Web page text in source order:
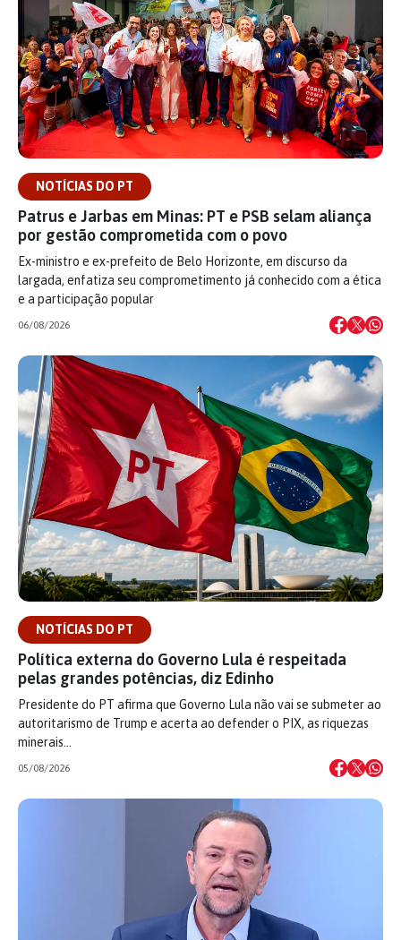
NOTÍCIAS DO PT
Patrus e Jarbas em Minas: PT e PSB selam aliança
por gestão comprometida com o povo
Ex-ministro e ex-prefeito de Belo Horizonte, em discurso da
largada, enfatiza seu comprometimento já conhecido com a ética
e a participação popular
06/08/2026
NOTÍCIAS DO PT
Política externa do Governo Lula é respeitada
pelas grandes potências, diz Edinho
Presidente do PT afirma que Governo Lula não vai se submeter ao
autoritarismo de Trump e acerta ao defender o PIX, as riquezas
minerais…
05/08/2026